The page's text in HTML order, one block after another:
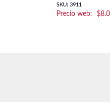
SKU: 3911
$